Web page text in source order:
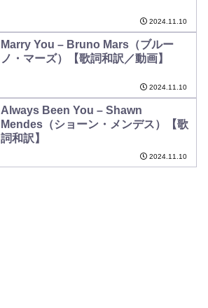
2024.11.10
Marry You – Bruno Mars（ブルー
ノ・マーズ）【歌詞和訳／動画】
2024.11.10
Always Been You – Shawn
Mendes（ショーン・メンデス）【歌
詞和訳】
2024.11.10